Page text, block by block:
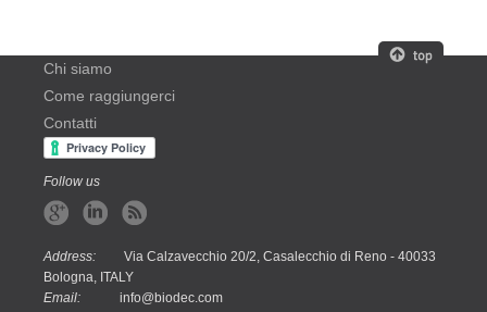
Chi siamo
Come raggiungerci
Contatti
Follow us
Address:
Via Calzavecchio 20/2, Casalecchio di Reno - 40033
Bologna, ITALY
Email:
info@biodec.com